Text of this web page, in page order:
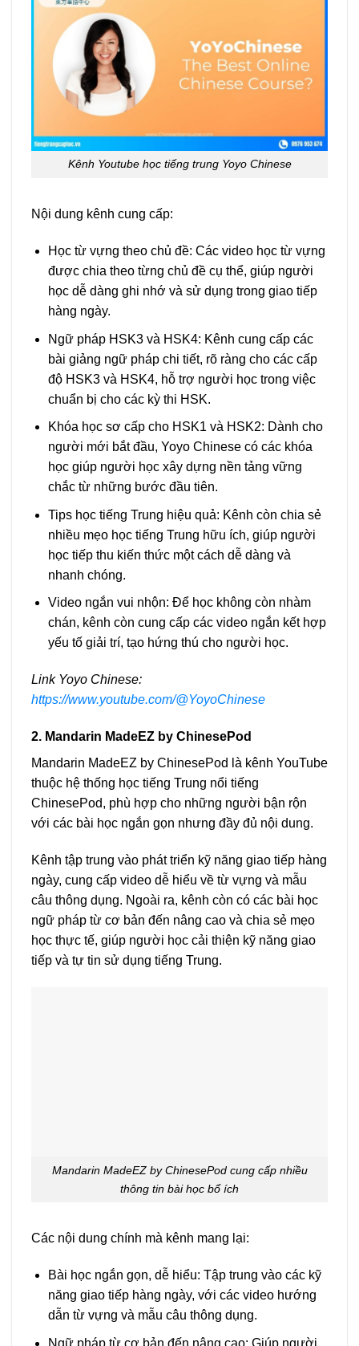
Kênh Youtube học tiếng trung Yoyo Chinese
Nội dung kênh cung cấp:
Học từ vựng theo chủ đề: Các video học từ vựng
được chia theo từng chủ đề cụ thể, giúp người
học dễ dàng ghi nhớ và sử dụng trong giao tiếp
hàng ngày.
Ngữ pháp HSK3 và HSK4: Kênh cung cấp các
bài giảng ngữ pháp chi tiết, rõ ràng cho các cấp
độ HSK3 và HSK4, hỗ trợ người học trong việc
chuẩn bị cho các kỳ thi HSK.
Khóa học sơ cấp cho HSK1 và HSK2: Dành cho
người mới bắt đầu, Yoyo Chinese có các khóa
học giúp người học xây dựng nền tảng vững
chắc từ những bước đầu tiên.
Tips học tiếng Trung hiệu quả: Kênh còn chia sẻ
nhiều mẹo học tiếng Trung hữu ích, giúp người
học tiếp thu kiến thức một cách dễ dàng và
nhanh chóng.
Video ngắn vui nhộn: Để học không còn nhàm
chán, kênh còn cung cấp các video ngắn kết hợp
yếu tố giải trí, tạo hứng thú cho người học.
Link Yoyo Chinese:
https://www.youtube.com/@YoyoChinese
2. Mandarin MadeEZ by ChinesePod
Mandarin MadeEZ by ChinesePod là kênh YouTube
thuộc hệ thống học tiếng Trung nổi tiếng
ChinesePod, phù hợp cho những người bận rộn
với các bài học ngắn gọn nhưng đầy đủ nội dung.
Kênh tập trung vào phát triển kỹ năng giao tiếp hàng
ngày, cung cấp video dễ hiểu về từ vựng và mẫu
câu thông dụng. Ngoài ra, kênh còn có các bài học
ngữ pháp từ cơ bản đến nâng cao và chia sẻ mẹo
học thực tế, giúp người học cải thiện kỹ năng giao
tiếp và tự tin sử dụng tiếng Trung.
Mandarin MadeEZ by ChinesePod cung cấp nhiều
thông tin bài học bổ ích
Các nội dung chính mà kênh mang lại:
Bài học ngắn gọn, dễ hiểu: Tập trung vào các kỹ
năng giao tiếp hàng ngày, với các video hướng
dẫn từ vựng và mẫu câu thông dụng.
Ngữ pháp từ cơ bản đến nâng cao: Giúp người